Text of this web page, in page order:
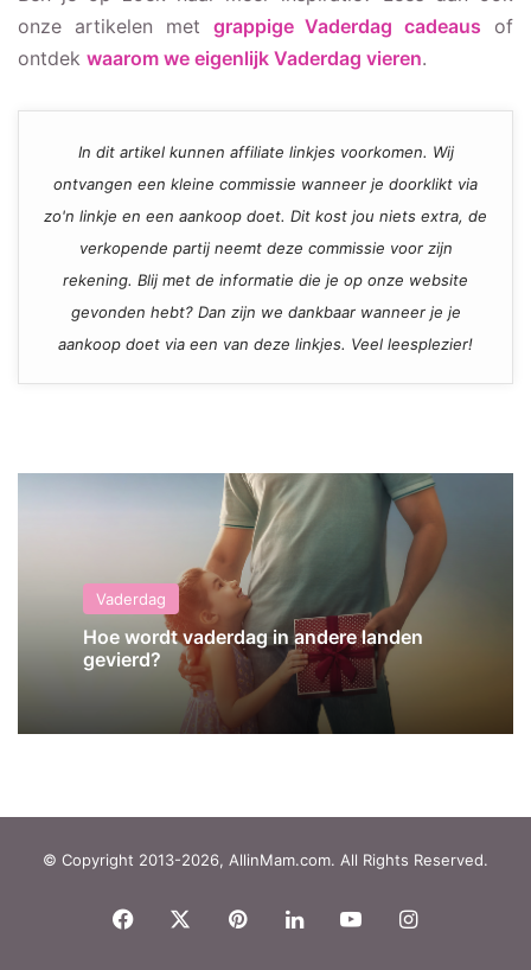
onze artikelen met grappige Vaderdag cadeaus of
ontdek waarom we eigenlijk Vaderdag vieren.
In dit artikel kunnen affiliate linkjes voorkomen. Wij
ontvangen een kleine commissie wanneer je doorklikt via
zo'n linkje en een aankoop doet. Dit kost jou niets extra, de
verkopende partij neemt deze commissie voor zijn
rekening. Blij met de informatie die je op onze website
gevonden hebt? Dan zijn we dankbaar wanneer je je
aankoop doet via een van deze linkjes. Veel leesplezier!
Vaderdag
Hoe wordt vaderdag in andere landen
gevierd?
© Copyright 2013-2026, AllinMam.com. All Rights Reserved.
Facebook PinterestLinkedInYouTubeInstagram